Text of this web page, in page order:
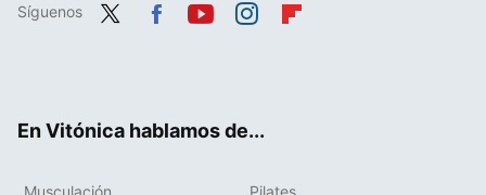
Síguenos
En Vitónica hablamos de...
Musculación Pilates